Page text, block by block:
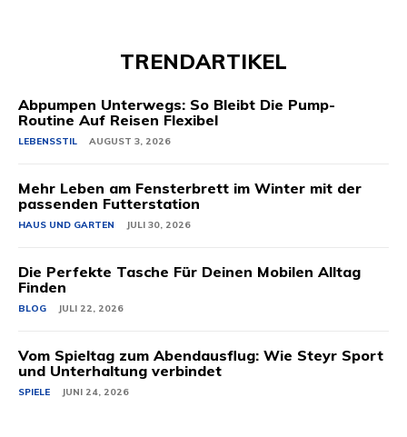
TRENDARTIKEL
Abpumpen Unterwegs: So Bleibt Die Pump-
Routine Auf Reisen Flexibel
LEBENSSTIL AUGUST 3, 2026
Mehr Leben am Fensterbrett im Winter mit der
passenden Futterstation
HAUS UND GARTEN JULI 30, 2026
Die Perfekte Tasche Für Deinen Mobilen Alltag
Finden
BLOG JULI 22, 2026
Vom Spieltag zum Abendausflug: Wie Steyr Sport
und Unterhaltung verbindet
SPIELE JUNI 24, 2026